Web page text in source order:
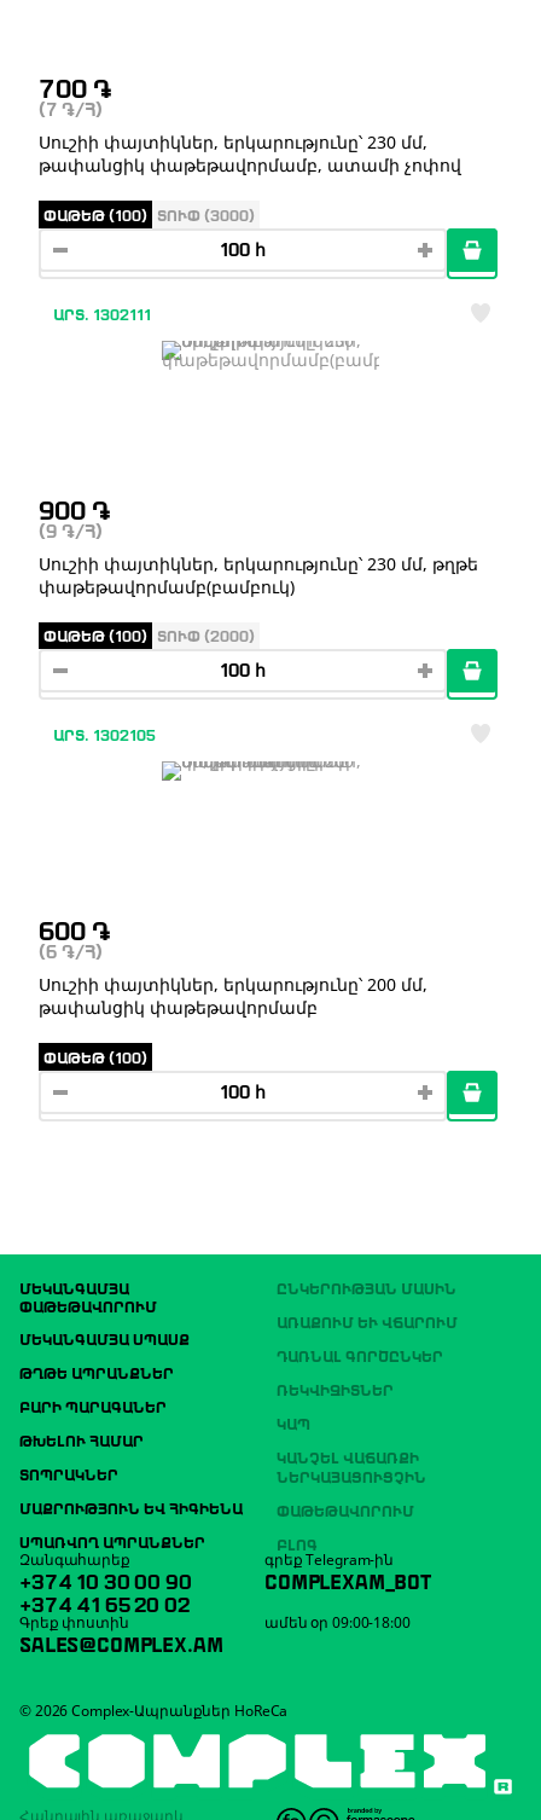
700 ֏
(7 ֏ /Հ)
Սուշիի փայտիկներ, երկարությունը՝ 230 մմ,
թափանցիկ փաթեթավորմամբ, ատամի չոփով
ՓԱԹԵԹ (100) ՏՈՒՓ (3000)
ԱՐՏ. 1302111
900 ֏
(9 ֏ /Հ)
Սուշիի փայտիկներ, երկարությունը՝ 230 մմ, թղթե
փաթեթավորմամբ(բամբուկ)
ՓԱԹԵԹ (100) ՏՈՒՓ (2000)
ԱՐՏ. 1302105
600 ֏
(6 ֏ /Հ)
Սուշիի փայտիկներ, երկարությունը՝ 200 մմ,
թափանցիկ փաթեթավորմամբ
ՓԱԹԵԹ (100)
ՄԵԿԱՆԳԱՄՅԱ
ՓԱԹԵԹԱՎՈՐՈՒՄ
ՄԵԿԱՆԳԱՄՅԱ ՍՊԱՍՔ
ԹՂԹԵ ԱՊՐԱՆՔՆԵՐ
ԲԱՐԻ ՊԱՐԱԳԱՆԵՐ
ԹԽԵԼՈՒ ՀԱՄԱՐ
ՏՈՊՐԱԿՆԵՐ
ՄԱՔՐՈՒԹՅՈՒՆ ԵՎ ՀԻԳԻԵՆԱ
ՍՊԱՌՎՈՂ ԱՊՐԱՆՔՆԵՐ
ԸՆԿԵՐՈՒԹՅԱՆ ՄԱՍԻՆ
ԱՌԱՔՈՒՄ ԵՒ ՎՃԱՐՈՒՄ
ԴԱՌՆԱԼ ԳՈՐԾԸՆԿԵՐ
ՌԵԿՎԻԶԻՏՆԵՐ
ԿԱՊ
ԿԱՆՉԵԼ ՎԱՃԱՌՔԻ
ՆԵՐԿԱՅԱՑՈՒՑՉԻՆ
ՓԱԹԵԹԱՎՈՐՈՒՄ
ԲԼՈԳ
Զանգահարեք
+374 10 30 00 90
+374 41 65 20 02
գրեք Telegram-ին
COMPLEXAM_BOT
Գրեք փոստին
SALES@COMPLEX.AM
ամեն օր 09:00-18:00
© 2026 Complex-Ապրանքներ HoReCa
Հանրային առաջարկ